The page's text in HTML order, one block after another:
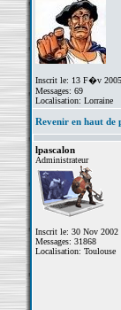
Inscrit le: 13 F�v 2005
Messages: 69
Localisation: Lorraine
Revenir en haut de
lpascalon
Administrateur
Inscrit le: 30 Nov 2002
Messages: 31868
Localisation: Toulouse